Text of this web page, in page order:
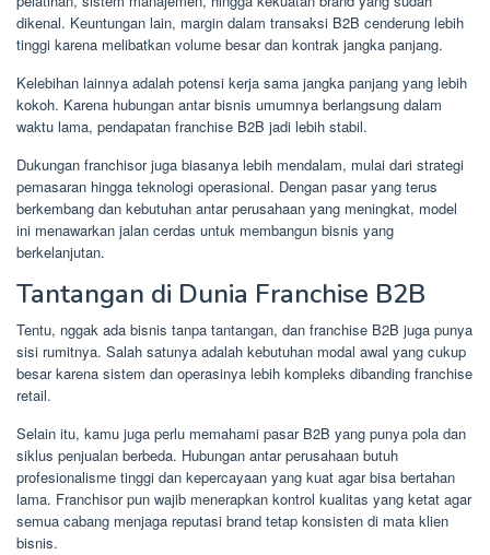
dikenal. Keuntungan lain, margin dalam transaksi B2B cenderung lebih
tinggi karena melibatkan volume besar dan kontrak jangka panjang.
Kelebihan lainnya adalah potensi kerja sama jangka panjang yang lebih
kokoh. Karena hubungan antar bisnis umumnya berlangsung dalam
waktu lama, pendapatan franchise B2B jadi lebih stabil.
Dukungan franchisor juga biasanya lebih mendalam, mulai dari strategi
pemasaran hingga teknologi operasional. Dengan pasar yang terus
berkembang dan kebutuhan antar perusahaan yang meningkat, model
ini menawarkan jalan cerdas untuk membangun bisnis yang
berkelanjutan.
Tantangan di Dunia Franchise B2B
Tentu, nggak ada bisnis tanpa tantangan, dan franchise B2B juga punya
sisi rumitnya. Salah satunya adalah kebutuhan modal awal yang cukup
besar karena sistem dan operasinya lebih kompleks dibanding franchise
retail.
Selain itu, kamu juga perlu memahami pasar B2B yang punya pola dan
siklus penjualan berbeda. Hubungan antar perusahaan butuh
profesionalisme tinggi dan kepercayaan yang kuat agar bisa bertahan
lama. Franchisor pun wajib menerapkan kontrol kualitas yang ketat agar
semua cabang menjaga reputasi brand tetap konsisten di mata klien
bisnis.